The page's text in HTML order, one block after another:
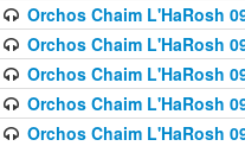
Orchos Chaim L'HaRosh
Orchos Chaim L'HaRosh
Orchos Chaim L'HaRosh
Orchos Chaim L'HaRosh
Orchos Chaim L'HaRosh